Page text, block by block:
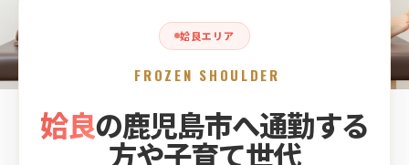
姶良エリア
FROZEN SHOULDER
姶良の鹿児島市へ通勤する
方や子育て世代